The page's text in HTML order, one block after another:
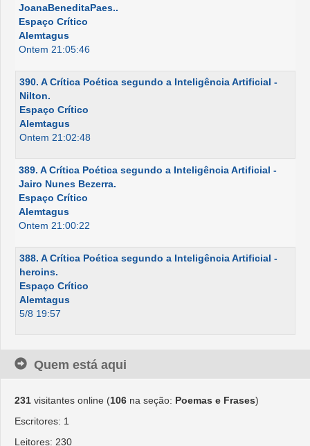
JoanaBeneditaPaes..
Espaço Crítico
Alemtagus
Ontem 21:05:46
390. A Crítica Poética segundo a Inteligência Artificial -
Nilton.
Espaço Crítico
Alemtagus
Ontem 21:02:48
389. A Crítica Poética segundo a Inteligência Artificial -
Jairo Nunes Bezerra.
Espaço Crítico
Alemtagus
Ontem 21:00:22
388. A Crítica Poética segundo a Inteligência Artificial -
heroins.
Espaço Crítico
Alemtagus
5/8 19:57
Quem está aqui
231 visitantes online (106 na seção: Poemas e Frases)
Escritores: 1
Leitores: 230